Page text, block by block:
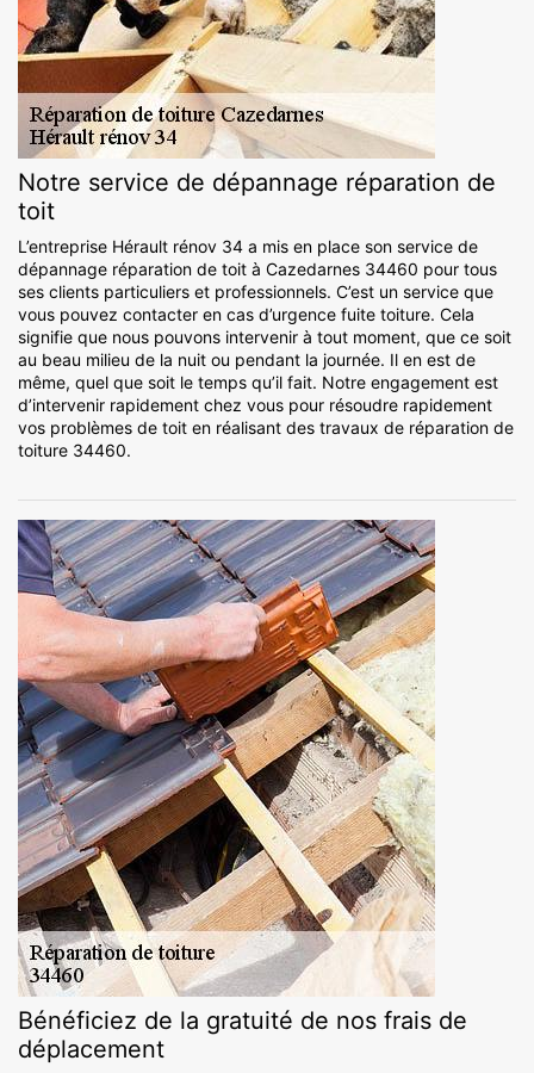
Notre service de dépannage réparation de
toit
L’entreprise Hérault rénov 34 a mis en place son service de
dépannage réparation de toit à Cazedarnes 34460 pour tous
ses clients particuliers et professionnels. C’est un service que
vous pouvez contacter en cas d’urgence fuite toiture. Cela
signifie que nous pouvons intervenir à tout moment, que ce soit
au beau milieu de la nuit ou pendant la journée. Il en est de
même, quel que soit le temps qu’il fait. Notre engagement est
d’intervenir rapidement chez vous pour résoudre rapidement
vos problèmes de toit en réalisant des travaux de réparation de
toiture 34460.
Bénéficiez de la gratuité de nos frais de
déplacement